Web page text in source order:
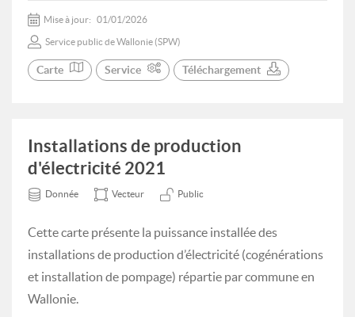
Mise à jour: 01/01/2026
Service public de Wallonie (SPW)
Carte Service Téléchargement
Installations de production
d'électricité 2021
Donnée Vecteur Public
Cette carte présente la puissance installée des
installations de production d’électricité (cogénérations
et installation de pompage) répartie par commune en
Wallonie.